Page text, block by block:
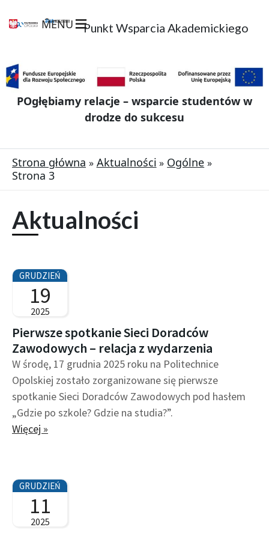
Punkt Wsparcia Akademickiego
MENU
POgłębiamy relacje – wsparcie studentów w
drodze do sukcesu
Strona główna Aktualności
Ogólne
Strona 3
Aktualności
GRUDZIEŃ
19
2025
Pierwsze spotkanie Sieci Doradców
Zawodowych – relacja z wydarzenia
W środę, 17 grudnia 2025 roku na Politechnice
Opolskiej zostało zorganizowane się pierwsze
spotkanie Sieci Doradców Zawodowych pod hasłem
„Gdzie po szkole? Gdzie na studia?”.
Więcej »
GRUDZIEŃ
11
2025
n
a
n
a